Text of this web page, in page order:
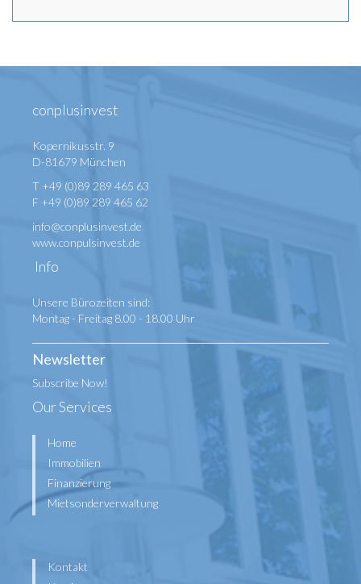
conplusinvest
Kopernikusstr. 9
D-81679 München
T +49 (0)89 289 465 63
F +49 (0)89 289 465 62
info@conplusinvest.de
www.conpulsinvest.de
Info
Unsere Bürozeiten sind:
Montag - Freitag 8.00 - 18.00 Uhr
Newsletter
Subscribe Now!
Our Services
Home
Immobilien
Finanzierung
Mietsonderverwaltung
Kontakt